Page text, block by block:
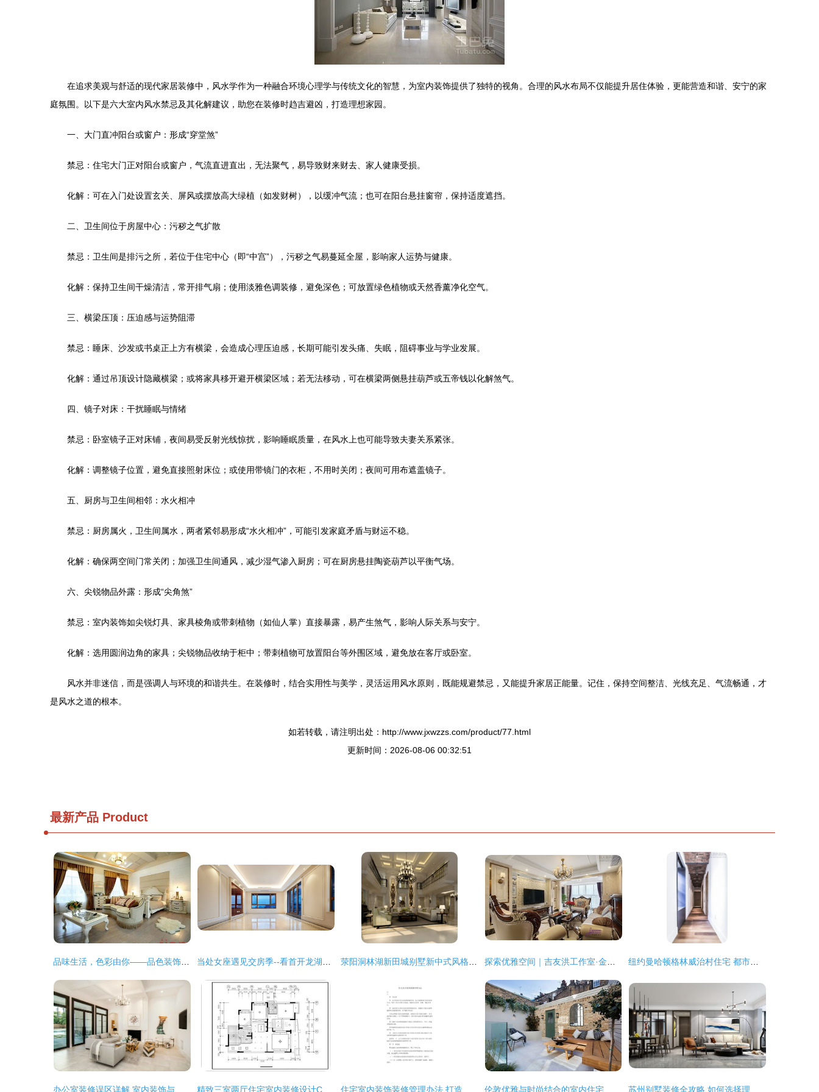
在追求美观与舒适的现代家居装修中，风水学作为一种融合环境心理学与传统文化的智慧，为室内装饰提供了独特的视角。合理的风水布局不仅能提升居住体验，更能营造和谐、安宁的家
庭氛围。以下是六大室内风水禁忌及其化解建议，助您在装修时趋吉避凶，打造理想家园。
一、大门直冲阳台或窗户：形成“穿堂煞”
禁忌：住宅大门正对阳台或窗户，气流直进直出，无法聚气，易导致财来财去、家人健康受损。
化解：可在入门处设置玄关、屏风或摆放高大绿植（如发财树），以缓冲气流；也可在阳台悬挂窗帘，保持适度遮挡。
二、卫生间位于房屋中心：污秽之气扩散
禁忌：卫生间是排污之所，若位于住宅中心（即“中宫”），污秽之气易蔓延全屋，影响家人运势与健康。
化解：保持卫生间干燥清洁，常开排气扇；使用淡雅色调装修，避免深色；可放置绿色植物或天然香薰净化空气。
三、横梁压顶：压迫感与运势阻滞
禁忌：睡床、沙发或书桌正上方有横梁，会造成心理压迫感，长期可能引发头痛、失眠，阻碍事业与学业发展。
化解：通过吊顶设计隐藏横梁；或将家具移开避开横梁区域；若无法移动，可在横梁两侧悬挂葫芦或五帝钱以化解煞气。
四、镜子对床：干扰睡眠与情绪
禁忌：卧室镜子正对床铺，夜间易受反射光线惊扰，影响睡眠质量，在风水上也可能导致夫妻关系紧张。
化解：调整镜子位置，避免直接照射床位；或使用带镜门的衣柜，不用时关闭；夜间可用布遮盖镜子。
五、厨房与卫生间相邻：水火相冲
禁忌：厨房属火，卫生间属水，两者紧邻易形成“水火相冲”，可能引发家庭矛盾与财运不稳。
化解：确保两空间门常关闭；加强卫生间通风，减少湿气渗入厨房；可在厨房悬挂陶瓷葫芦以平衡气场。
六、尖锐物品外露：形成“尖角煞”
禁忌：室内装饰如尖锐灯具、家具棱角或带刺植物（如仙人掌）直接暴露，易产生煞气，影响人际关系与安宁。
化解：选用圆润边角的家具；尖锐物品收纳于柜中；带刺植物可放置阳台等外围区域，避免放在客厅或卧室。
风水并非迷信，而是强调人与环境的和谐共生。在装修时，结合实用性与美学，灵活运用风水原则，既能规避禁忌，又能提升家居正能量。记住，保持空间整洁、光线充足、气流畅通，才
是风水之道的根本。
如若转载，请注明出处：http://www.jxwzzs.com/product/77.html
更新时间：2026-08-06 00:32:51
最新产品 Product